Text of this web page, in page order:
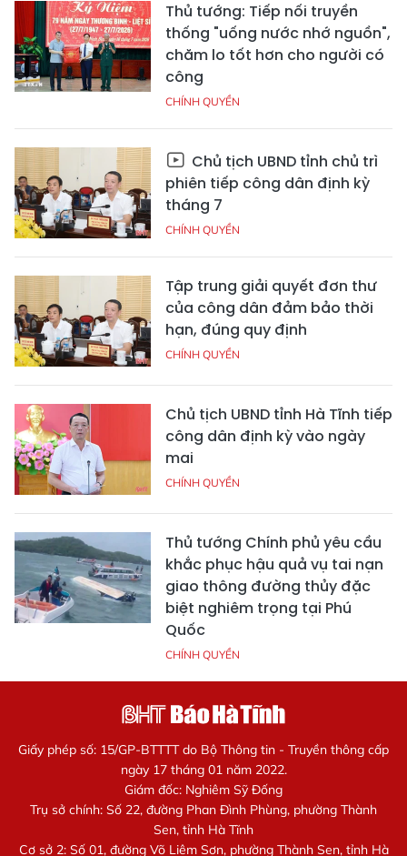
Thủ tướng: Tiếp nối truyền
thống "uống nước nhớ nguồn",
chăm lo tốt hơn cho người có
công
CHÍNH QUYỀN
Chủ tịch UBND tỉnh chủ trì
phiên tiếp công dân định kỳ
tháng 7
CHÍNH QUYỀN
Tập trung giải quyết đơn thư
của công dân đảm bảo thời
hạn, đúng quy định
CHÍNH QUYỀN
Chủ tịch UBND tỉnh Hà Tĩnh tiếp
công dân định kỳ vào ngày
mai
CHÍNH QUYỀN
Thủ tướng Chính phủ yêu cầu
khắc phục hậu quả vụ tai nạn
giao thông đường thủy đặc
biệt nghiêm trọng tại Phú
Quốc
CHÍNH QUYỀN
Giấy phép số: 15/GP-BTTTT do Bộ Thông tin - Truyền thông cấp
ngày 17 tháng 01 năm 2022.
Giám đốc: Nghiêm Sỹ Đống
Trụ sở chính: Số 22, đường Phan Đình Phùng, phường Thành
Sen, tỉnh Hà Tĩnh
Cơ sở 2: Số 01, đường Võ Liêm Sơn, phường Thành Sen, tỉnh Hà